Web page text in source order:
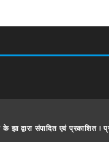
के झा द्वारा संपादित एवं